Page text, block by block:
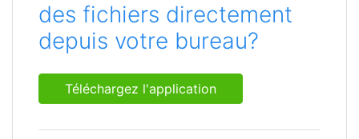
des fichiers directement
depuis votre bureau?
Téléchargez l'application